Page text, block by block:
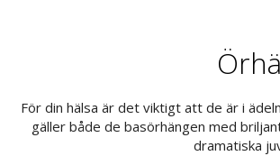
För din hälsa är det viktigt att de är i
gäller både de basörhängen med
dramatiska